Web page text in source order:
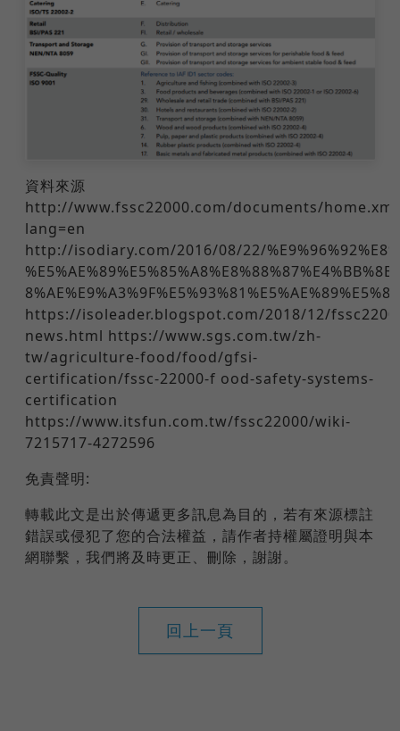
資料來源
http://www.fssc22000.com/documents/
lang=en
http://isodiary.com/2016/08/22/
https://isoleader.blogspot.com/2018/12/
news.html https://www.sgs.com.tw/zh-
tw/agriculture-food/food/gfsi-
certification/fssc-22000-f ood-safety-systems-
certification
https://www.itsfun.com.tw/fssc22000/wiki-
7215717-4272596
免責聲明:
轉載此文是出於傳遞更多訊息為目的，若有來源標註
錯誤或侵犯了您的合法權益，請作者持權屬證明與本
網聯繫，我們將及時更正、刪除，謝謝。
回上一頁